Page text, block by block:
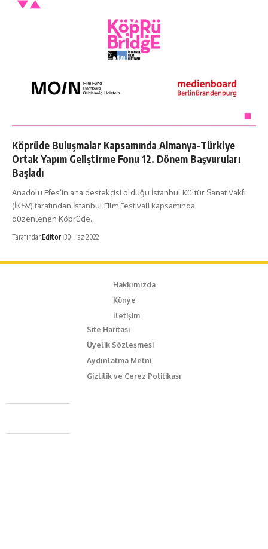
Köprüde Buluşmalar Kapsamında Almanya-Türkiye
Ortak Yapım Geliştirme Fonu 12. Dönem Başvuruları
Başladı
Anadolu Efes’in ana destekçisi olduğu İstanbul Kültür Sanat Vakfı
(İKSV) tarafından İstanbul Film Festivali kapsamında
düzenlenen Köprüde…
TarafındanEditör 30 Haz 2022
Hakkımızda
Künye
İletişim
Site Haritası
Üyelik Sözleşmesi
Aydınlatma Metni
Gizlilik ve Çerez Politikası
Caferağa Mah. Dr. Şakir Paşa Sok. No3/A Kadıköy İstanbul
+90 543 345 46 00